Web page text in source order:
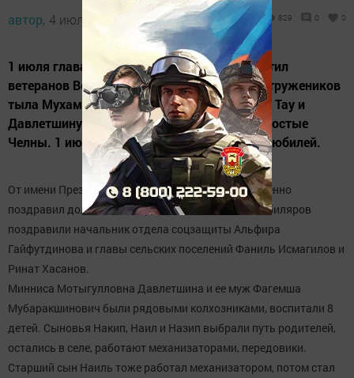
автор, 4 июля 2016 - 07:21 829 0 0
1 июля глава района Вячеслав Козлов посетил
ветеранов Великой Отечественной войны - тружеников
тыла Мухамедова Абдирасули в с. Тубылгы Тау и
Давлетшину Миннису Мотыгулловну в с. Простые
Челны. 1 июля они оба отметили 90-летний юбилей.
От имени Президента РФ В.В.Путина он торжественно
поздравил долгожителей района. Вместе с ним юбиляров
поздравили начальник отдела соцзащиты Альфира
Гайфутдинова и главы сельских поселений Фаниль Исмагилов и
Ринат Хасанов.
Минниса Мотыгулловна Давлетшина и ее муж Фагемша
Мубаракшинович были рядовыми колхозниками, воспитали 8
детей. Сыновья Накип, Наил и Назип выбрали путь родителей,
остались в селе, работают механизаторами, передовики.
Старший сын Наиль тоже работал механизатором, потом стал